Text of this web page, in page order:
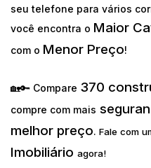
seu telefone para vários
você encontra o Maior
com o Menor Preço!
🏡🔑 Compare 370
compre com mais
melhor preço. Fale com
Imobiliário agora!